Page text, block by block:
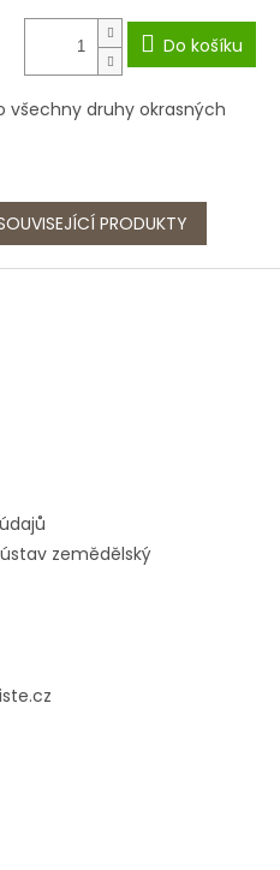
Do košíku
všechny druhy okrasných
PRODUKTY
zemědělský